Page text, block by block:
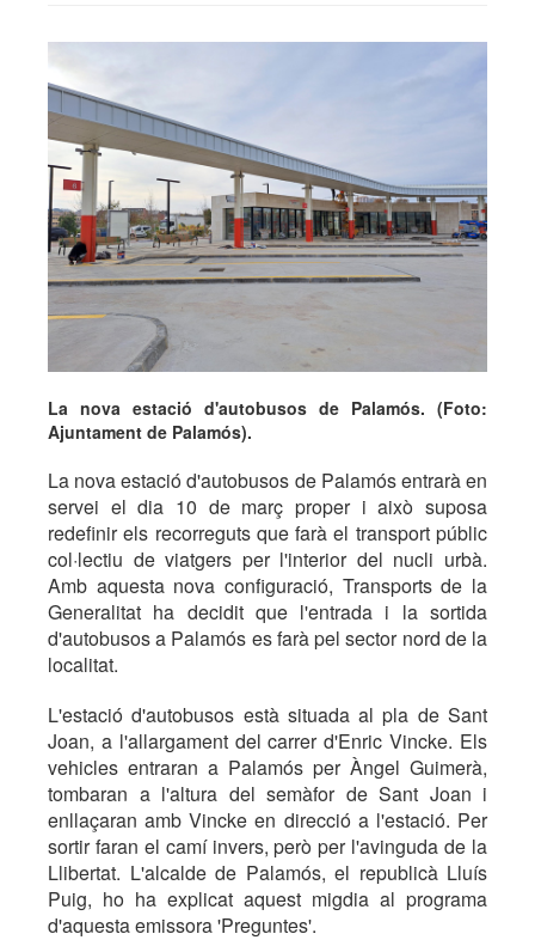
La nova estació d'autobusos de Palamós. (Foto:
Ajuntament de Palamós).
La nova estació d'autobusos de Palamós entrarà en
servei el dia 10 de març proper i això suposa
redefinir els recorreguts que farà el transport públic
col·lectiu de viatgers per l'interior del nucli urbà.
Amb aquesta nova configuració, Transports de la
Generalitat ha decidit que l'entrada i la sortida
d'autobusos a Palamós es farà pel sector nord de la
localitat.
L'estació d'autobusos està situada al pla de Sant
Joan, a l'allargament del carrer d'Enric Vincke. Els
vehicles entraran a Palamós per Àngel Guimerà,
tombaran a l'altura del semàfor de Sant Joan i
enllaçaran amb Vincke en direcció a l'estació. Per
sortir faran el camí invers, però per l'avinguda de la
Llibertat. L'alcalde de Palamós, el republicà Lluís
Puig, ho ha explicat aquest migdia al programa
d'aquesta emissora 'Preguntes'.